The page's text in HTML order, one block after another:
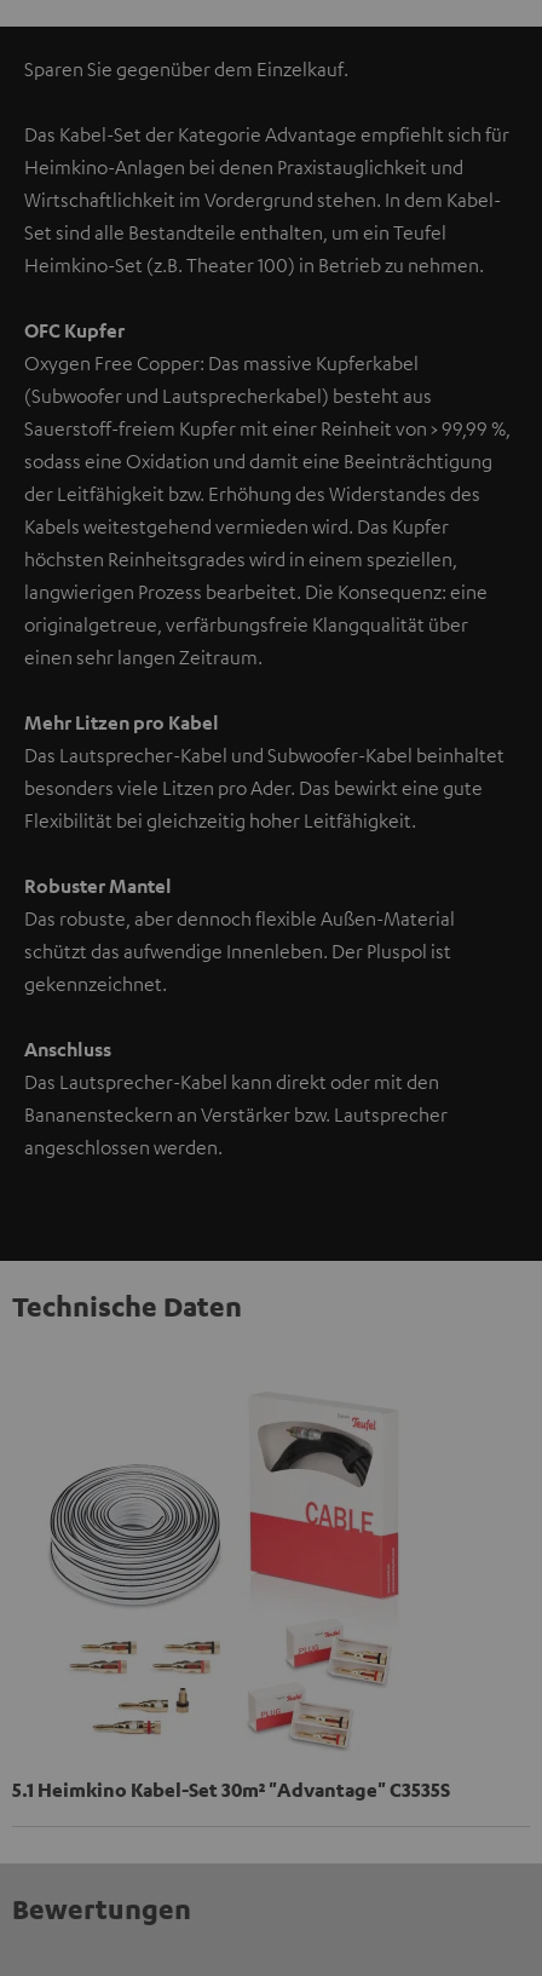
Sparen Sie gegenüber dem Einzelkauf.
Das Kabel-Set der Kategorie Advantage empfiehlt sich für
Heimkino-Anlagen bei denen Praxistauglichkeit und
Wirtschaftlichkeit im Vordergrund stehen. In dem Kabel-
Set sind alle Bestandteile enthalten, um ein Teufel
Heimkino-Set (z.B. Theater 100) in Betrieb zu nehmen.
OFC Kupfer
Oxygen Free Copper: Das massive Kupferkabel
(Subwoofer und Lautsprecherkabel) besteht aus
Sauerstoff-freiem Kupfer mit einer Reinheit von > 99,99 %,
sodass eine Oxidation und damit eine Beeinträchtigung
der Leitfähigkeit bzw. Erhöhung des Widerstandes des
Kabels weitestgehend vermieden wird. Das Kupfer
höchsten Reinheitsgrades wird in einem speziellen,
langwierigen Prozess bearbeitet. Die Konsequenz: eine
originalgetreue, verfärbungsfreie Klangqualität über
einen sehr langen Zeitraum.
Mehr Litzen pro Kabel
Das Lautsprecher-Kabel und Subwoofer-Kabel beinhaltet
besonders viele Litzen pro Ader. Das bewirkt eine gute
Flexibilität bei gleichzeitig hoher Leitfähigkeit.
Robuster Mantel
Das robuste, aber dennoch flexible Außen-Material
schützt das aufwendige Innenleben. Der Pluspol ist
gekennzeichnet.
Anschluss
Das Lautsprecher-Kabel kann direkt oder mit den
Bananensteckern an Verstärker bzw. Lautsprecher
angeschlossen werden.
Technische Daten
5.1 Heimkino Kabel-Set 30m² "Advantage" C3535S
Bewertungen